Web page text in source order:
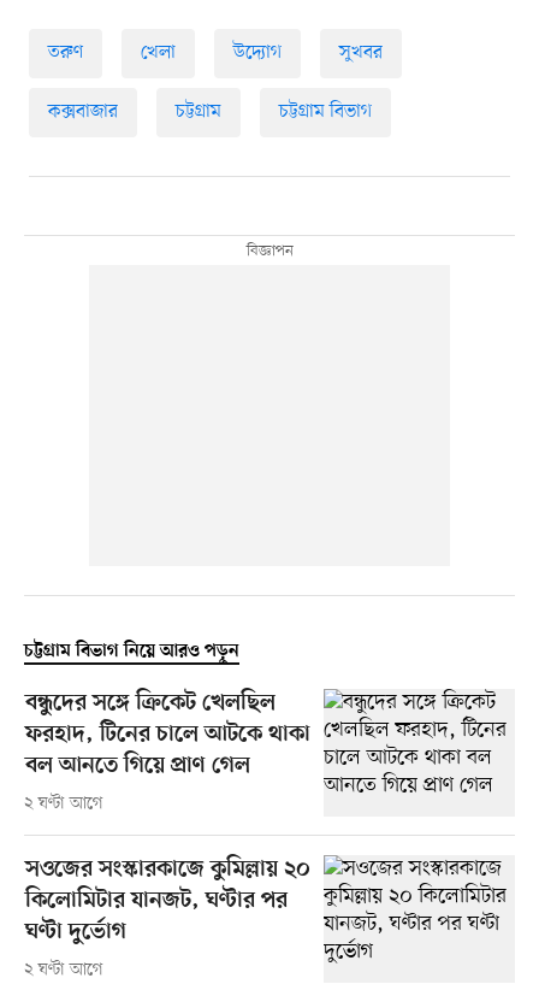
তরুণ খেলা উদ্যোগ সুখবর
কক্সবাজার চট্টগ্রাম চট্টগ্রাম বিভাগ
চট্টগ্রাম বিভাগ নিয়ে আরও পড়ুন
বন্ধুদের সঙ্গে ক্রিকেট খেলছিল
ফরহাদ, টিনের চালে আটকে থাকা
বল আনতে গিয়ে প্রাণ গেল
২ ঘণ্টা আগে
সওজের সংস্কারকাজে কুমিল্লায় ২০
কিলোমিটার যানজট, ঘণ্টার পর
ঘণ্টা দুর্ভোগ
২ ঘণ্টা আগে